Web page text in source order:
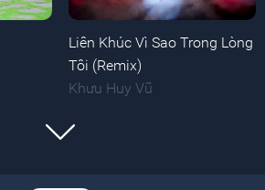
Liên Khúc Vì Sao Trong Lòng
Tôi (Remix)
Khưu Huy Vũ